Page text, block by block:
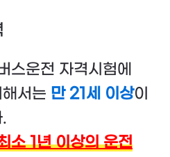
스운전 자격시험에
서는 만 21세 이상이
소 1년 이상의 운전